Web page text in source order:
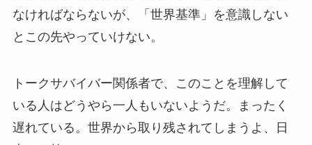
なければならないが、「世界基準」を意識しない
とこの先やっていけない。
トークサバイバー関係者で、このことを理解して
いる人はどうやら一人もいないようだ。まったく
遅れている。世界から取り残されてしまうよ、日